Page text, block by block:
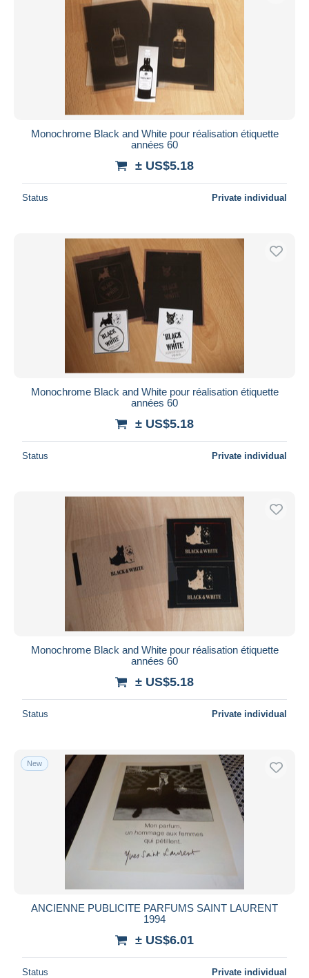
Monochrome Black and White pour réalisation étiquette
années 60
± US$5.18
Status Private individual
Monochrome Black and White pour réalisation étiquette
années 60
± US$5.18
Status Private individual
Monochrome Black and White pour réalisation étiquette
années 60
± US$5.18
Status Private individual
New
ANCIENNE PUBLICITE PARFUMS SAINT LAURENT
1994
± US$6.01
Status Private individual